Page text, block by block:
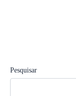
Pesquisar